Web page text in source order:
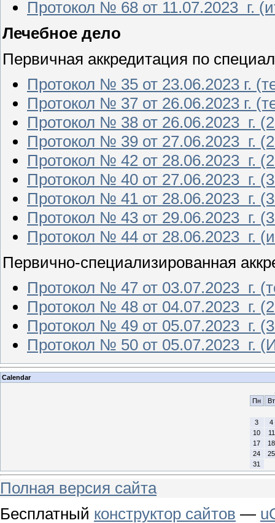
Протокол № 68 от 11.07.2023 г.
Лечебное дело
Первичная аккредитация по
Протокол № 35 от 23.06.2023 г.
Протокол № 37 от 26.06.2023 г.
Протокол № 38 от 26.06.2023 г.
Протокол № 39 от 27.06.2023 г.
Протокол № 42 от 28.06.2023 г.
Протокол № 40 от 27.06.2023 г.
Протокол № 41 от 28.06.2023 г.
Протокол № 43 от 29.06.2023 г.
Протокол № 44 от 28.06.2023 г.
Первично-специализированная
Протокол № 47 от 03.07.2023 г.
Протокол № 48 от 04.07.2023 г.
Протокол № 49 от 05.07.2023 г.
Протокол № 50 от 05.07.2023 г.
Calendar
Пн
Вт
3
4
10
11
17
18
24
25
31
Полная версия сайта
Бесплатный конструктор сайтов —